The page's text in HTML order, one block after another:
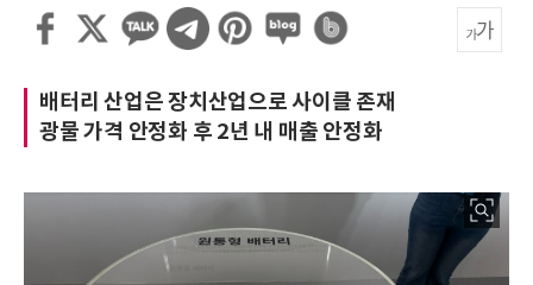
배터리 산업은 장치산업으로 사이클 존재
광물 가격 안정화 후 2년 내 매출 안정화